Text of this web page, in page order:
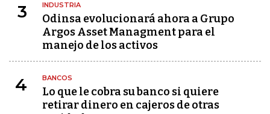
3 INDUSTRIA
Odinsa evolucionará ahora a Grupo
Argos Asset Managment para el
manejo de los activos
4 BANCOS
Lo que le cobra su banco si quiere
retirar dinero en cajeros de otras